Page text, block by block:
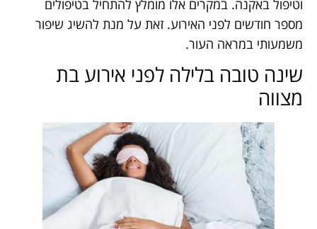
וטיפול באקנה. במקרים אלו מומלץ להתחיל בטיפולים
מספר חודשים לפני האירוע. זאת על מנת להשיג שיפור
משמעותי במראה העור.
שינה טובה בלילה לפני אירוע בת
מצווה